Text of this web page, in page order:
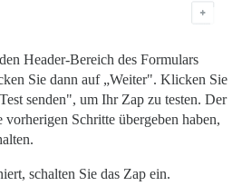
Header-Bereich des Formulars
Sie dann auf „Weiter". Klicken Sie
senden", um Ihr Zap zu testen. Der
Schritte übergeben haben,
schalten Sie das Zap ein.